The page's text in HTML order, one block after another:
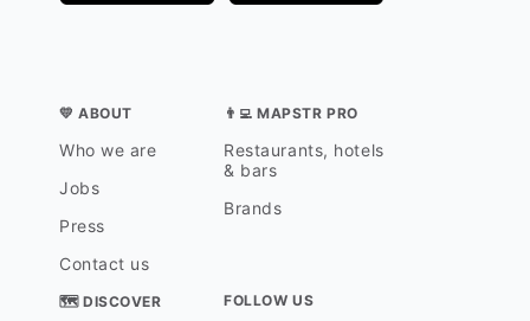
💛 ABOUT
Who we are
Jobs
Press
Contact us
👨‍💻 MAPSTR PRO
Restaurants, hotels
& bars
Brands
🗺 DISCOVER FOLLOW US